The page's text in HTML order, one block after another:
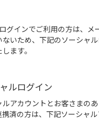
グインでご利用の方は、
ないため、下記のソーシャ
ます。
ルログイン
ルアカウントとお客さまの
携済の方は、下記ソーシャ